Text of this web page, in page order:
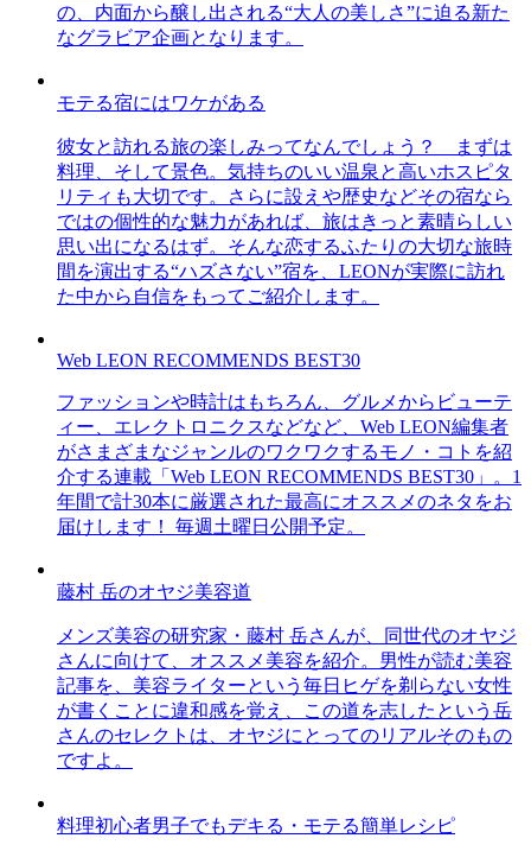
の、内面から醸し出される“大人の美しさ”に迫る新た
なグラビア企画となります。
モテる宿にはワケがある
彼女と訪れる旅の楽しみってなんでしょう？ まずは
料理、そして景色。気持ちのいい温泉と高いホスピタ
リティも大切です。さらに設えや歴史などその宿なら
ではの個性的な魅力があれば、旅はきっと素晴らしい
思い出になるはず。そんな恋するふたりの大切な旅時
間を演出する“ハズさない”宿を、LEONが実際に訪れ
た中から自信をもってご紹介します。
Web LEON RECOMMENDS BEST30
ファッションや時計はもちろん、グルメからビューテ
ィー、エレクトロニクスなどなど、Web LEON編集者
がさまざまなジャンルのワクワクするモノ・コトを紹
介する連載「Web LEON RECOMMENDS BEST30」。1
年間で計30本に厳選された最高にオススメのネタをお
届けします！ 毎週土曜日公開予定。
藤村 岳のオヤジ美容道
メンズ美容の研究家・藤村 岳さんが、同世代のオヤジ
さんに向けて、オススメ美容を紹介。男性が読む美容
記事を、美容ライターという毎日ヒゲを剃らない女性
が書くことに違和感を覚え、この道を志したという岳
さんのセレクトは、オヤジにとってのリアルそのもの
ですよ。
料理初心者男子でもデキる・モテる簡単レシピ